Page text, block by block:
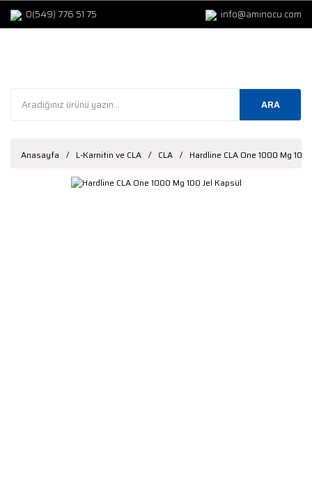
0(549) 776 51 75 info@aminocu.com
ARA
Anasayfa L-Karnitin ve CLA CLA Hardline CLA One 1000 Mg 100